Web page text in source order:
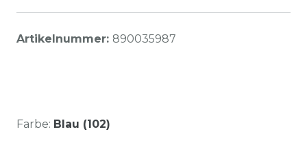
Artikelnummer: 890035987
Farbe: Blau (102)